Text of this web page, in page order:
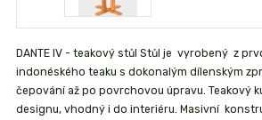
DANTE IV - teakový stůl Stůl je vyrobený z
indonéského teaku s dokonalým dílenským
čepování až po povrchovou úpravu. Teakový
designu, vhodný i do interiéru. Masivní